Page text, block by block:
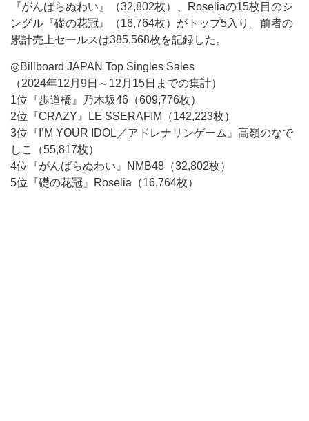
『がんばらぬわい』（32,802枚）、Roseliaの15枚目のシ
ングル『礎の花冠』（16,764枚）がトップ5入り。前者の
累計売上セールスは385,568枚を記録した。
◎Billboard JAPAN Top Singles Sales
（2024年12月9日～12月15日までの集計）
1位『歩道橋』乃木坂46（609,776枚）
2位『CRAZY』LE SSERAFIM（142,223枚）
3位『I’M YOUR IDOL／アドレナリンゲーム』高嶺のなで
しこ（55,817枚）
4位『がんばらぬわい』NMB48（32,802枚）
5位『礎の花冠』Roselia（16,764枚）